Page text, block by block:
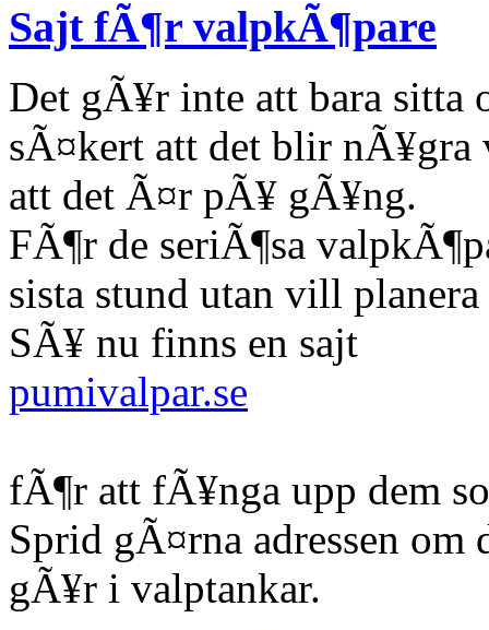
Sajt fÃ¶r valpkÃ¶pare
Det gÃ¥r inte att bara
sÃ¤kert att det blir
att det Ã¤r pÃ¥ gÃ¥ng.
FÃ¶r de seriÃ¶sa
sista stund utan vill
SÃ¥ nu finns en sajt
pumivalpar.se
fÃ¶r att fÃ¥nga upp dem
Sprid gÃ¤rna adressen om
gÃ¥r i valptankar.